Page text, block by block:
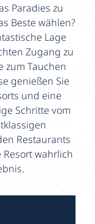
Paradies zu
Beste wählen?
Lage
Zugang zu
zum Tauchen
genießen Sie
und eine
Schritte vom
Restaurants
wahrlich